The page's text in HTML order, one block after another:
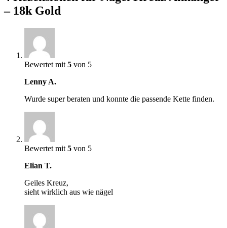
– 18k Gold
Bewertet mit 5 von 5
Lenny A.
Wurde super beraten und konnte die passende Kette finden.
Bewertet mit 5 von 5
Elian T.
Geiles Kreuz,
sieht wirklich aus wie nägel